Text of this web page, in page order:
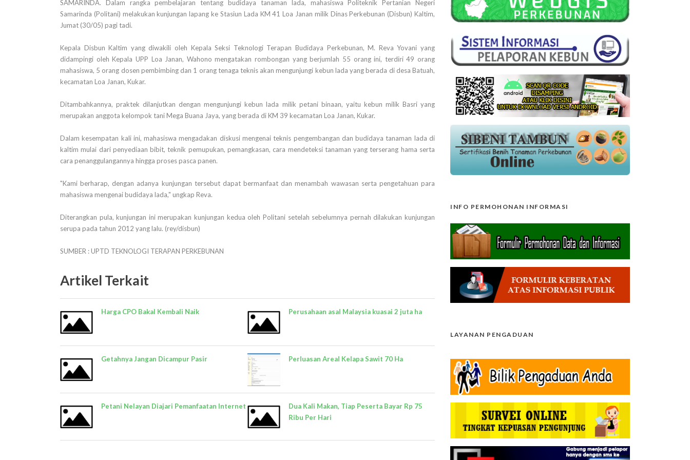
SAMARINDA. Dalam rangka pembelajaran tentang budidaya tanaman lada, mahasiswa Politeknik Pertanian Negeri
Samarinda (Politani) melakukan kunjungan lapang ke Stasiun Lada KM 41 Loa Janan milik Dinas Perkebunan (Disbun) Kaltim,
Jumat (30/05) pagi tadi.
Kepala Disbun Kaltim yang diwakili oleh Kepala Seksi Teknologi Terapan Budidaya Perkebunan, M. Reva Yovani yang
didampingi oleh Kepala UPP Loa Janan, Wahono mengatakan rombongan yang berjumlah 55 orang ini, terdiri 49 orang
mahasiswa, 5 orang dosen pembimbing dan 1 orang tenaga teknis akan mengunjungi kebun lada yang berada di desa Batuah,
kecamatan Loa Janan, Kukar.
Ditambahkannya, praktek dilanjutkan dengan mengunjungi kebun lada milik petani binaan, yaitu kebun milik Basri yang
merupakan anggota kelompok tani Mega Buana Jaya, yang berada di KM 39 kecamatan Loa Janan, Kukar.
Dalam kesempatan kali ini, mahasiswa mengadakan diskusi mengenai teknis pengembangan dan budidaya tanaman lada di
kaltim mulai dari penyediaan bibit, teknik pemupukan, pemangkasan, cara mendeteksi tanaman yang terserang hama serta
cara penanggulangannya hingga proses pasca panen.
"Kami berharap, dengan adanya kunjungan tersebut dapat bermanfaat dan menambah wawasan serta pengetahuan para
mahasiswa mengenai budidaya lada," ungkap Reva.
Diterangkan pula, kunjungan ini merupakan kunjungan kedua oleh Politani setelah sebelumnya pernah dilakukan kunjungan
serupa pada tahun 2012 yang lalu. (rey/disbun)
SUMBER : UPTD TEKNOLOGI TERAPAN PERKEBUNAN
Artikel Terkait
Harga CPO Bakal Kembali Naik
Getahnya Jangan Dicampur Pasir
Petani Nelayan Diajari Pemanfaatan Internet
Perusahaan asal Malaysia kuasai 2 juta ha
Perluasan Areal Kelapa Sawit 70 Ha
Dua Kali Makan, Tiap Peserta Bayar Rp 75
Ribu Per Hari
INFO PERMOHONAN INFORMASI
LAYANAN PENGADUAN